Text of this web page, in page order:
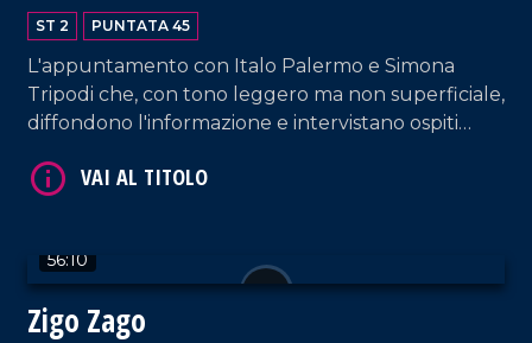
ST 2 PUNTATA 45
L'appuntamento con Italo Palermo e Simona
Tripodi che, con tono leggero ma non superficiale,
diffondono l'informazione e intervistano ospiti
Lamezia Terme.
56:10
Zigo Zago